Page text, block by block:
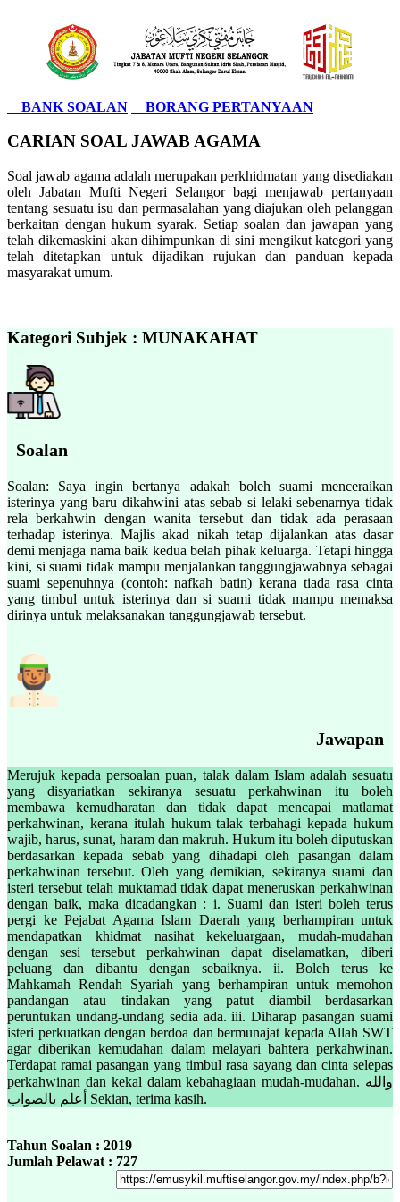
BANK SOALAN BORANG PERTANYAAN
CARIAN SOAL JAWAB AGAMA
Soal jawab agama adalah merupakan perkhidmatan yang disediakan
oleh Jabatan Mufti Negeri Selangor bagi menjawab pertanyaan
tentang sesuatu isu dan permasalahan yang diajukan oleh pelanggan
berkaitan dengan hukum syarak. Setiap soalan dan jawapan yang
telah dikemaskini akan dihimpunkan di sini mengikut kategori yang
telah ditetapkan untuk dijadikan rujukan dan panduan kepada
masyarakat umum.
Kategori Subjek : MUNAKAHAT
Soalan
Soalan: Saya ingin bertanya adakah boleh suami menceraikan
isterinya yang baru dikahwini atas sebab si lelaki sebenarnya tidak
rela berkahwin dengan wanita tersebut dan tidak ada perasaan
terhadap isterinya. Majlis akad nikah tetap dijalankan atas dasar
demi menjaga nama baik kedua belah pihak keluarga. Tetapi hingga
kini, si suami tidak mampu menjalankan tanggungjawabnya sebagai
suami sepenuhnya (contoh: nafkah batin) kerana tiada rasa cinta
yang timbul untuk isterinya dan si suami tidak mampu memaksa
dirinya untuk melaksanakan tanggungjawab tersebut.
Jawapan
Merujuk kepada persoalan puan, talak dalam Islam adalah sesuatu
yang disyariatkan sekiranya sesuatu perkahwinan itu boleh
membawa kemudharatan dan tidak dapat mencapai matlamat
perkahwinan, kerana itulah hukum talak terbahagi kepada hukum
wajib, harus, sunat, haram dan makruh. Hukum itu boleh diputuskan
berdasarkan kepada sebab yang dihadapi oleh pasangan dalam
perkahwinan tersebut. Oleh yang demikian, sekiranya suami dan
isteri tersebut telah muktamad tidak dapat meneruskan perkahwinan
dengan baik, maka dicadangkan : i. Suami dan isteri boleh terus
pergi ke Pejabat Agama Islam Daerah yang berhampiran untuk
mendapatkan khidmat nasihat kekeluargaan, mudah-mudahan
dengan sesi tersebut perkahwinan dapat diselamatkan, diberi
peluang dan dibantu dengan sebaiknya. ii. Boleh terus ke
Mahkamah Rendah Syariah yang berhampiran untuk memohon
pandangan atau tindakan yang patut diambil berdasarkan
peruntukan undang-undang sedia ada. iii. Diharap pasangan suami
isteri perkuatkan dengan berdoa dan bermunajat kepada Allah SWT
agar diberikan kemudahan dalam melayari bahtera perkahwinan.
Terdapat ramai pasangan yang timbul rasa sayang dan cinta selepas
perkahwinan dan kekal dalam kebahagiaan mudah-mudahan. والله
أعلم بالصواب Sekian, terima kasih.
Tahun Soalan : 2019
Jumlah Pelawat : 727